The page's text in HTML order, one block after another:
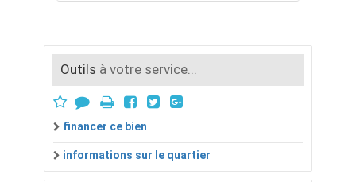
Outils à votre service...
financer ce bien
informations sur le quartier